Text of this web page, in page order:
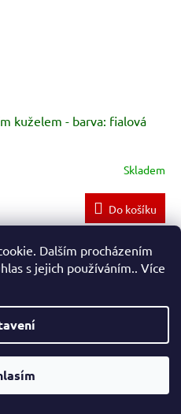
Dalším procházením
s jejich používáním.. Více
konkrétní zboží a my jej
nás kontaktovat a my Vám
kuželem - barva: fialová
Skladem
Do košíku
kuželem keramická 80°
Barva Fialová Úhel rozstřiku...